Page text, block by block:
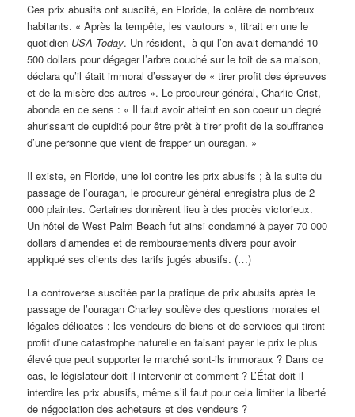
Ces prix abusifs ont suscité, en Floride, la colère de nombreux
habitants. « Après la tempête, les vautours », titrait en une le
quotidien USA Today. Un résident, à qui l’on avait demandé 10
500 dollars pour dégager l’arbre couché sur le toit de sa maison,
déclara qu’il était immoral d’essayer de « tirer profit des épreuves
et de la misère des autres ». Le procureur général, Charlie Crist,
abonda en ce sens : « Il faut avoir atteint en son coeur un degré
ahurissant de cupidité pour être prêt à tirer profit de la souffrance
d’une personne que vient de frapper un ouragan. »
Il existe, en Floride, une loi contre les prix abusifs ; à la suite du
passage de l’ouragan, le procureur général enregistra plus de 2
000 plaintes. Certaines donnèrent lieu à des procès victorieux.
Un hôtel de West Palm Beach fut ainsi condamné à payer 70 000
dollars d’amendes et de remboursements divers pour avoir
appliqué ses clients des tarifs jugés abusifs. (…)
La controverse suscitée par la pratique de prix abusifs après le
passage de l’ouragan Charley soulève des questions morales et
légales délicates : les vendeurs de biens et de services qui tirent
profit d’une catastrophe naturelle en faisant payer le prix le plus
élevé que peut supporter le marché sont-ils immoraux ? Dans ce
cas, le législateur doit-il intervenir et comment ? L’État doit-il
interdire les prix abusifs, même s’il faut pour cela limiter la liberté
de négociation des acheteurs et des vendeurs ?